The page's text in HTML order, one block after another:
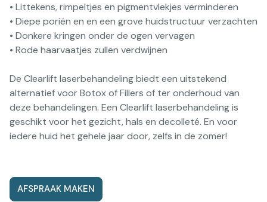
• Littekens, rimpeltjes en pigmentvlekjes verminderen
• Diepe poriën en en een grove huidstructuur verzachten
• Donkere kringen onder de ogen vervagen
• Rode haarvaatjes zullen verdwijnen
De Clearlift laserbehandeling biedt een uitstekend
alternatief voor Botox of Fillers of ter onderhoud van
deze behandelingen. Een Clearlift laserbehandeling is
geschikt voor het gezicht, hals en decolleté. En voor
iedere huid het gehele jaar door, zelfs in de zomer!
AFSPRAAK MAKEN